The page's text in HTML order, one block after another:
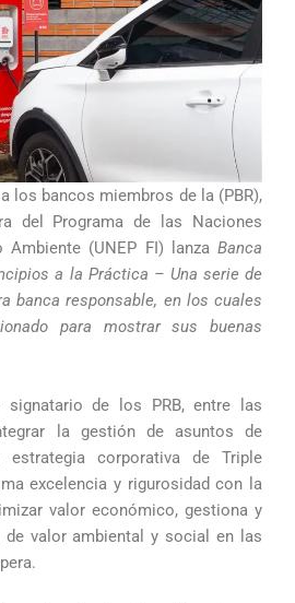
los bancos miembros de la (PBR),
del Programa de las Naciones
(UNEP FI) lanza Banca
a la Práctica – Una serie de
banca responsable, en los cuales
para mostrar sus buenas
signatario de los PRB, entre las
la gestión de asuntos de
estrategia corporativa de Triple
excelencia y rigurosidad con la
valor económico, gestiona y
de valor ambiental y social en las